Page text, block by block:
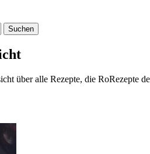
über alle Rezepte, die RoRezepte